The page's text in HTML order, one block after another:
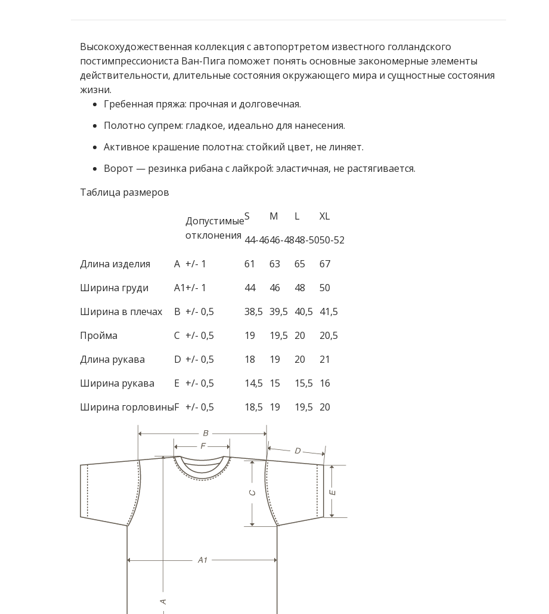
Высокохудожественная коллекция с автопортретом известного голландского
постимпрессиониста Ван-Пига поможет понять основные закономерные элементы
действительности, длительные состояния окружающего мира и сущностные состояния
жизни.
Гребенная пряжа: прочная и долговечная.
Полотно супрем: гладкое, идеально для нанесения.
Активное крашение полотна: стойкий цвет, не линяет.
Ворот — резинка рибана с лайкрой: эластичная, не растягивается.
Таблица размеров
Допустимые
отклонения
S
44-46
M
46-48
L
48-50
XL
50-52
Длина изделия
A +/- 1 61 63 65
67
Ширина груди
A1+/- 1 44 46 48
50
Ширина в плечах
B +/- 0,5 38,5 39,5 40,5 41,5
Пройма
C +/- 0,5 19 19,5 20
20,5
Длина рукава
D +/- 0,5 18 19 20
21
Ширина рукава
E +/- 0,5 14,5 15 15,5
16
Ширина горловиныF +/- 0,5 18,5 19 19,5 20